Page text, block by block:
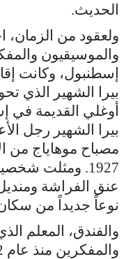
الحديث.
ولعقود من الزمان،
والموسيقيون
إسطنبول، وكانت
بيرا الشهير الذي
أوغلي القديمة
بيرا الشهير رجل
مصباح موهاياج من
1927. ومثلت
عنق الفراشة
نوعاً جديداً من
والفندق، المعلم